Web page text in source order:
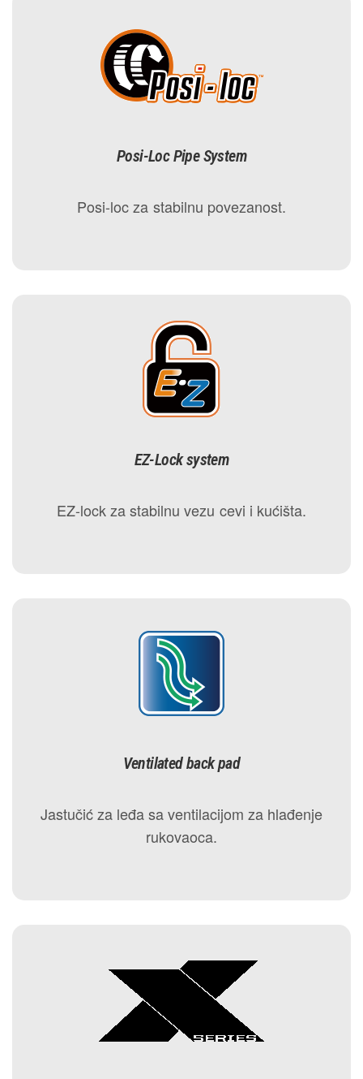
Posi-Loc Pipe System
Posi-loc za stabilnu povezanost.
EZ-Lock system
EZ-lock za stabilnu vezu cevi i kućišta.
Ventilated back pad
Jastučić za leđa sa ventilacijom za hlađenje
rukovaoca.